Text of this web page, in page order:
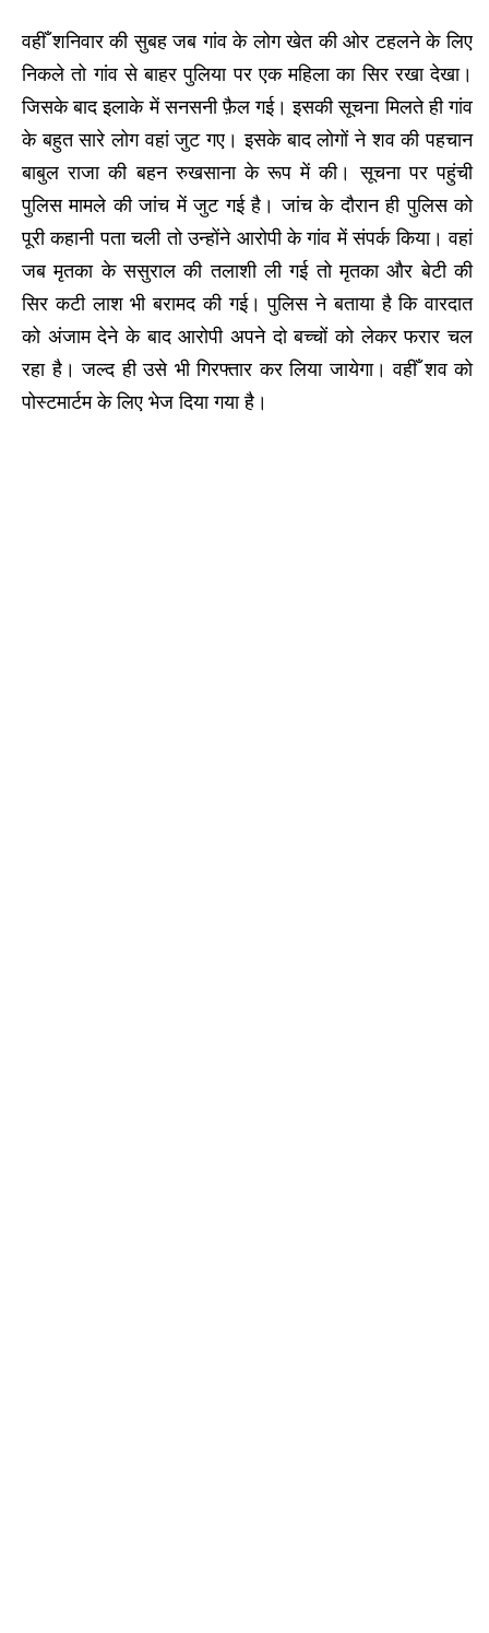
वहीँ शनिवार की सुबह जब गांव के लोग खेत की ओर टहलने के लिए
निकले तो गांव से बाहर पुलिया पर एक महिला का सिर रखा देखा।
जिसके बाद इलाके में सनसनी फ़ैल गई। इसकी सूचना मिलते ही गांव
के बहुत सारे लोग वहां जुट गए। इसके बाद लोगों ने शव की पहचान
बाबुल राजा की बहन रुखसाना के रूप में की। सूचना पर पहुंची
पुलिस मामले की जांच में जुट गई है। जांच के दौरान ही पुलिस को
पूरी कहानी पता चली तो उन्होंने आरोपी के गांव में संपर्क किया। वहां
जब मृतका के ससुराल की तलाशी ली गई तो मृतका और बेटी की
सिर कटी लाश भी बरामद की गई। पुलिस ने बताया है कि वारदात
को अंजाम देने के बाद आरोपी अपने दो बच्चों को लेकर फरार चल
रहा है। जल्द ही उसे भी गिरफ्तार कर लिया जायेगा। वहीँ शव को
पोस्टमार्टम के लिए भेज दिया गया है।